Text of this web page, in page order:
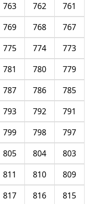
761
762
763
767
768
769
773
774
775
779
780
781
785
786
787
791
792
793
797
798
799
803
804
805
809
810
811
815
816
817